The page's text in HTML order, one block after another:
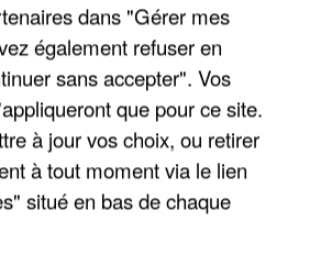
dans "Gérer mes
également refuser en
sans accepter". Vos
que pour ce site.
à jour vos choix, ou retirer
à tout moment via le lien
situé en bas de chaque